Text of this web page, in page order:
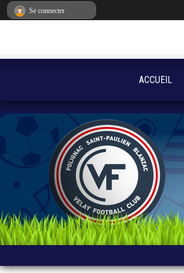
ACCUEIL
Se connecter
Panneau de gestion des cookies